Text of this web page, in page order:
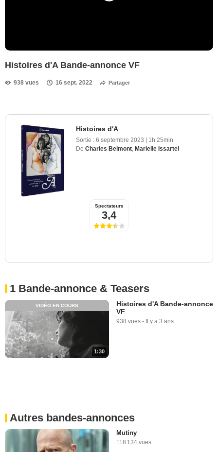
Histoires d'A Bande-annonce VF
938 vues 16 sept. 2022 Partager
Histoires d'A
Sortie : 6 septembre 2023 | 1h 25min
De Charles Belmont Marielle Issartel
Spectateurs
3,4
1 Bande-annonce & Teasers
1:30
VIDÉO EN COURS
Histoires d'A Bande-annonce
VF
938 vues - Il y a 3 ans
Autres bandes-annonces
Mutiny
118 134 vues